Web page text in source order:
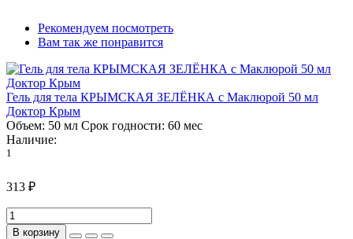
Рекомендуем посмотреть
Вам так же понравится
Гель для тела КРЫМСКАЯ ЗЕЛЁНКА с Маклюрой 50 мл
Доктор Крым
Объем: 50 мл Срок годности: 60 мес
Наличие:
1
313 ₽
В корзину